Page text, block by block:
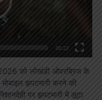
00:22
को लोखंडी ओवरब्रिज के
झपटमारी करने की
पर झपटमारी में लूटा